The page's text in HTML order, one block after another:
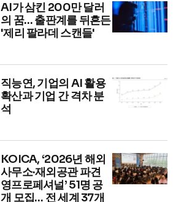
AI가 삼킨 200만 달러
의 꿈… 출판계를 뒤흔든
'제리 팔라데 스캔들'
직능연, 기업의 AI 활용
확산과 기업 간 격차 분
석
KOICA, ‘2026년 해외
사무소·재외공관 파견
영프로페셔널’ 51명 공
개 모집… 전 세계 37개